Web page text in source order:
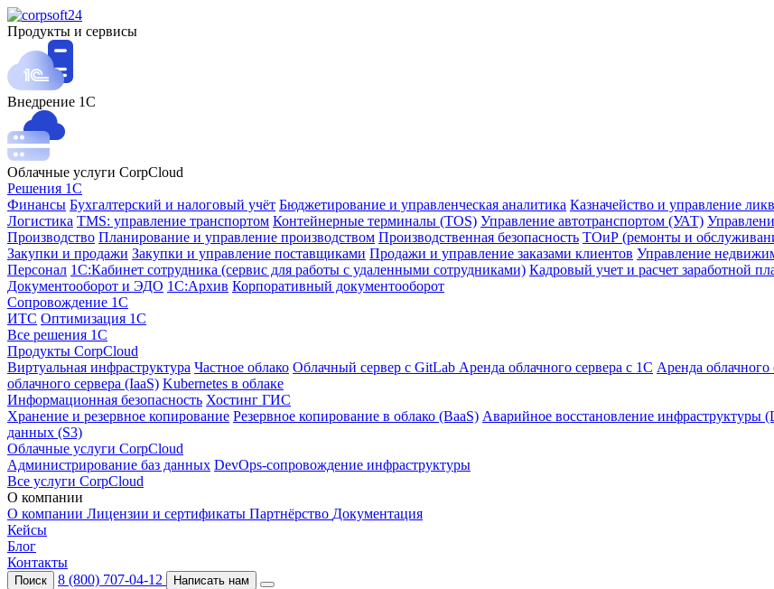
Продукты и сервисы
Внедрение 1С
Облачные услуги CorpCloud
Решения 1С
Финансы Бухгалтерский и налоговый учёт Бюджетирование и управленческая аналитика Казначейство и управление
Логистика TMS: управление транспортом Контейнерные терминалы (TOS) Управление автотранспортом (УАТ)
Производство Планирование и управление производством Производственная безопасность ТОиР (ремонты и
Закупки и продажи Закупки и управление поставщиками Продажи и управление заказами клиентов Управление
Персонал 1С:Кабинет сотрудника (сервис для работы с удаленными сотрудниками) Кадровый учет и расчет заработной
Документооборот и ЭДО 1С:Архив Корпоративный документооборот
Сопровождение 1С
ИТС Оптимизация 1С
Все решения 1С
Продукты CorpCloud
Виртуальная инфраструктура Частное облако Облачный сервер с GitLab Аренда облачного сервера с 1С Аренда
облачного сервера (IaaS) Kubernetes в облаке
Информационная безопасность Хостинг ГИС
Хранение и резервное копирование Резервное копирование в облако (BaaS) Аварийное восстановление инфраструктуры
данных (S3)
Облачные услуги CorpCloud
Администрирование баз данных DevOps-сопровождение инфраструктуры
Все услуги CorpCloud
О компании
О компании Лицензии и сертификаты Партнёрство Документация
Кейсы
Блог
Контакты
Поиск 8 (800) 707-04-12 Написать нам